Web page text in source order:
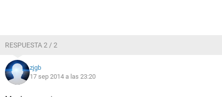
RESPUESTA 2 / 2
zjgb
17 sep 2014 a las 23:20